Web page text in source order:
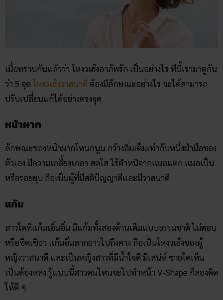
เมื่อทราบกันแล้วว่า โหงวเฮ้ง​อาภัพ​รัก เป็นอย่างไร ทีนี้เรามาดูกัน
ว่า 5 จุด โหงวเฮ้งวาสนาดี ต้องมีลักษณะอย่างไร จะได้สามารถ
ปรับเปลี่ยนแก้ได้อย่างตรงจุด
หน้าผาก
ลักษณะของหน้าผากโหนกนูน กว้างอิ่มเต็มเท่ากับหนึ่งฝ่ามือของ
ตัวเอง มีความเกลี้ยงเกลา สดใส ไร้ตำหนิจากแผลแตก แผลเป็น
หรือรอยยุบ ถือเป็นผู้ที่มีสติปัญญาดีและมีวาสนาดี
แก้ม
สาวใดที่แก้มเอิ่มอิ่ม มีแก้มทั้งสองด้านเต็มแบบธรรมชาติ ไม่ตอบ
หรือซีดเซียว แก้มอิ่มลากยาวไปถึงคาง ถือเป็นโหงวเฮ้งของผู้
หญิงวาสนาดี และเป็นหญิงสาวที่มีน้ำใจดี มีเสน่ห์ ชายใดเห็น
เป็นต้องหลง รู้แบบนี้สาวคนไหนจะไปทำหน้า V-Shape ก็ลองคิด
ให้ดี ๆ